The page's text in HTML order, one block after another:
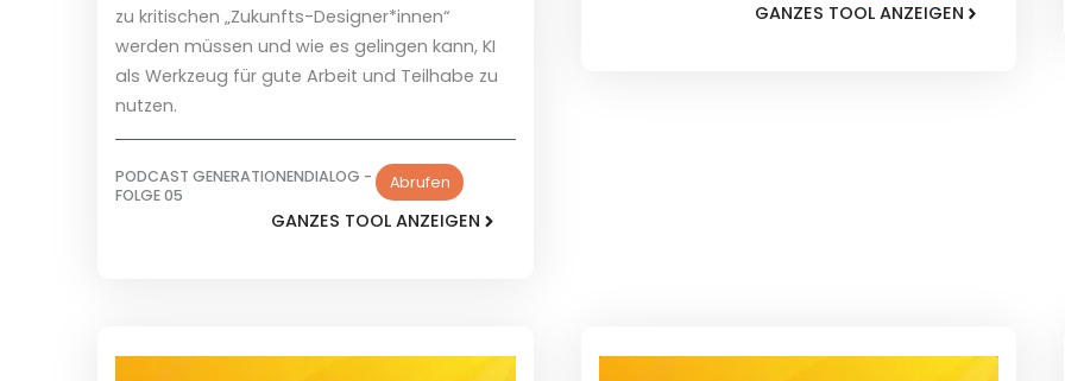
zu kritischen „Zukunfts-Designer*innen“
werden müssen und wie es gelingen kann, KI
als Werkzeug für gute Arbeit und Teilhabe zu
nutzen.
PODCAST GENERATIONENDIALOG -
FOLGE 05
Abrufen
GANZES TOOL ANZEIGEN
GANZES TOOL ANZEIGEN